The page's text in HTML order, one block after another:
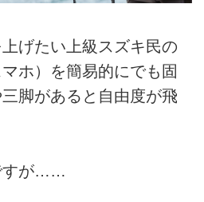
げたい上級スズキ民の
ホ）を簡易的にでも固
脚があると自由度が飛
すが……